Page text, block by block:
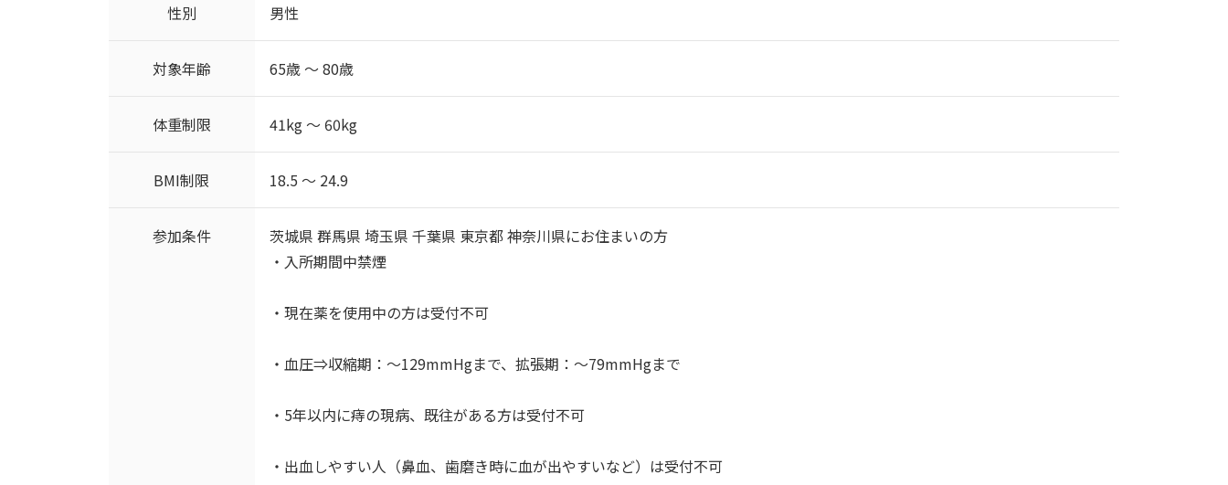
性別 男性
対象年齢 65歳 ～ 80歳
体重制限 41kg ～ 60kg
BMI制限 18.5 ～ 24.9
参加条件
茨城県 群馬県 埼玉県 千葉県 東京都 神奈川県にお住まいの方
・入所期間中禁煙
・現在薬を使用中の方は受付不可
・血圧⇒収縮期：～129mmHgまで、拡張期：～79mmHgまで
・5年以内に痔の現病、既往がある方は受付不可
・出血しやすい人（鼻血、歯磨き時に血が出やすいなど）は受付不可